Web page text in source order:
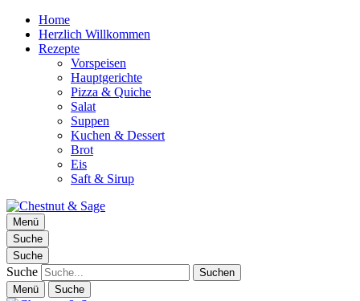
Home
Herzlich Willkommen
Rezepte
Vorspeisen
Hauptgerichte
Pizza & Quiche
Salat
Suppen
Kuchen & Dessert
Brot
Eis
Saft & Sirup
Chestnut & Sage
Foodblog | essen. trinken. genießen.
Menü
Suche
Suche
Suche
Menü Suche